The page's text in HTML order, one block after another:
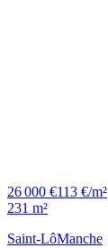
26 000 €113 €/m²
231 m²
Saint-LôManche